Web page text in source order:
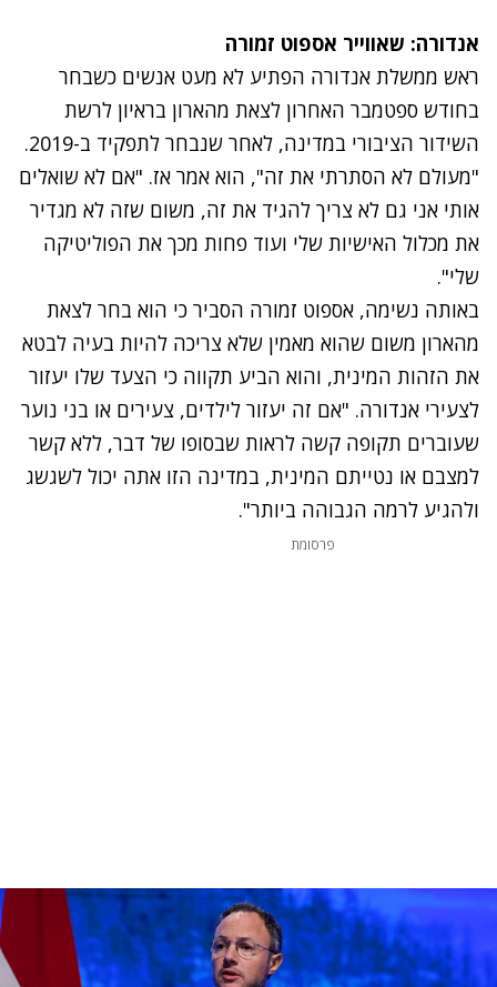
אנדורה: שאווייר אספוט זמורה
ראש ממשלת אנדורה הפתיע לא מעט אנשים כשבחר
בחודש ספטמבר האחרון לצאת מהארון בראיון לרשת
השידור הציבורי במדינה
, לאחר שנבחר לתפקיד ב-2019.
"מעולם לא הסתרתי את זה", הוא אמר אז. "אם לא שואלים
אותי אני גם לא צריך להגיד את זה, משום שזה לא מגדיר
את מכלול האישיות שלי ועוד פחות מכך את הפוליטיקה
שלי".
באותה נשימה, אספוט זמורה הסביר כי הוא בחר לצאת
מהארון משום שהוא מאמין שלא צריכה להיות בעיה לבטא
את הזהות המינית, והוא הביע תקווה כי הצעד שלו יעזור
לצעירי אנדורה. "אם זה יעזור לילדים, צעירים או בני נוער
שעוברים תקופה קשה לראות שבסופו של דבר, ללא קשר
למצבם או נטייתם המינית, במדינה הזו אתה יכול לשגשג
ולהגיע לרמה הגבוהה ביותר".
פרסומת